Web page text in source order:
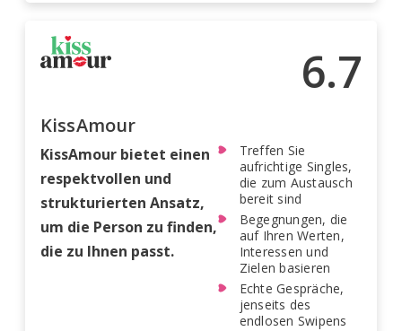
6.7
KissAmour
KissAmour bietet einen
respektvollen und
strukturierten Ansatz,
um die Person zu finden,
die zu Ihnen passt.
Treffen Sie
aufrichtige Singles,
die zum Austausch
bereit sind
Begegnungen, die
auf Ihren Werten,
Interessen und
Zielen basieren
Echte Gespräche,
jenseits des
endlosen Swipens